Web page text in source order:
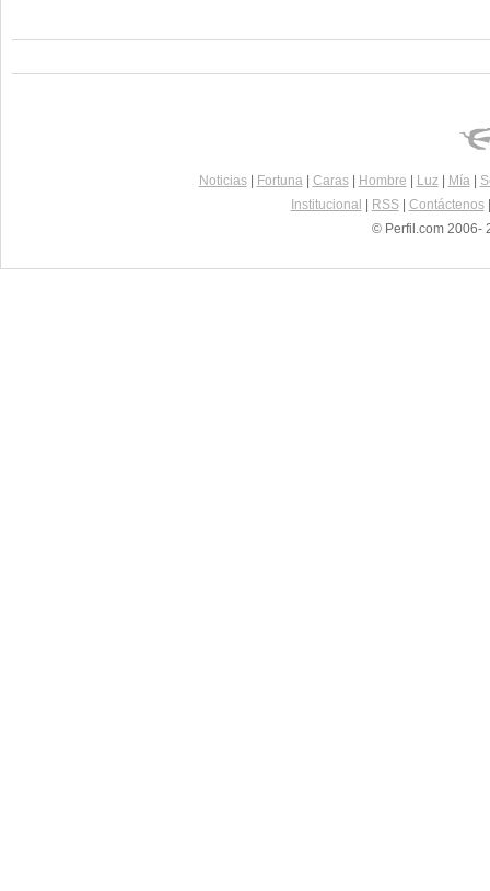
Noticias| Fortuna| Caras| Hombre Luz| Mía|
Institucional
RSS| Contáctenos
© Perfil.com 2006-